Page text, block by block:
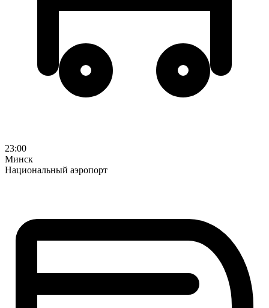
23:00
Минск
Национальный аэропорт